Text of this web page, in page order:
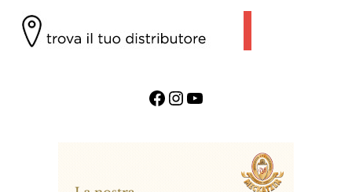
Facebook InstagramYouTube